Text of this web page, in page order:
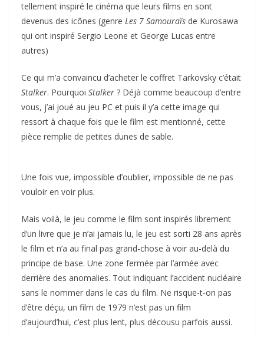
tellement inspiré le cinéma que leurs films en sont
devenus des icônes (genre Les 7 Samouraïs de Kurosawa
qui ont inspiré Sergio Leone et George Lucas entre
autres)
Ce qui m’a convaincu d’acheter le coffret Tarkovsky c’était
Stalker. Pourquoi Stalker ? Déjà comme beaucoup d’entre
vous, j’ai joué au jeu PC et puis il y’a cette image qui
ressort à chaque fois que le film est mentionné, cette
pièce remplie de petites dunes de sable.
Une fois vue, impossible d’oublier, impossible de ne pas
vouloir en voir plus.
Mais voilà, le jeu comme le film sont inspirés librement
d’un livre que je n’ai jamais lu, le jeu est sorti 28 ans après
le film et n’a au final pas grand-chose à voir au-delà du
principe de base. Une zone fermée par l’armée avec
derrière des anomalies. Tout indiquant l’accident nucléaire
sans le nommer dans le cas du film. Ne risque-t-on pas
d’être déçu, un film de 1979 n’est pas un film
d’aujourd’hui, c’est plus lent, plus décousu parfois aussi.